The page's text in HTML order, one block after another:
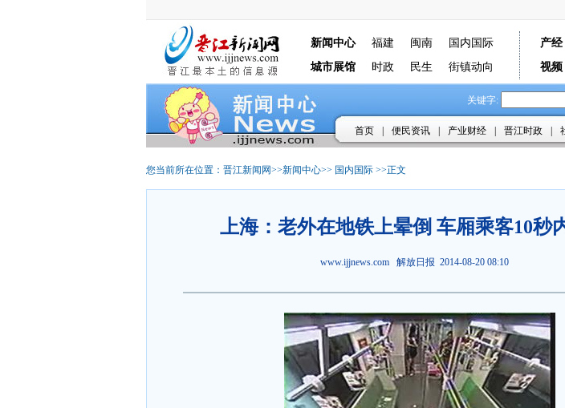
新闻中心 福建 闽南
国内国际
城市展馆
时政 民生 街镇动向
产经
视频
关键字:
首页 便民资讯 产业财经 晋江时政
您当前所在位置： 晋江新闻网>>新闻中心>> 国内国际 >>正文
上海：老外在地铁上晕倒 车厢乘客10秒
www.ijjnews.com 解放日报 2014-08-20 08:10